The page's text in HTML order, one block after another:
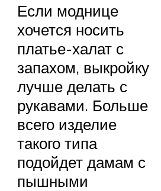
Если моднице
хочется носить
платье-халат с
запахом, выкройку
лучше делать с
рукавами. Больше
всего изделие
такого типа
подойдет дамам с
пышными